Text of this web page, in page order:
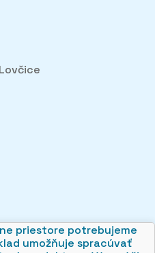
obchodu pozorne
aby sme zistili, čo sa Vám
sa tak posúvať vpred.
priestore potrebujeme
umožňuje spracúvať